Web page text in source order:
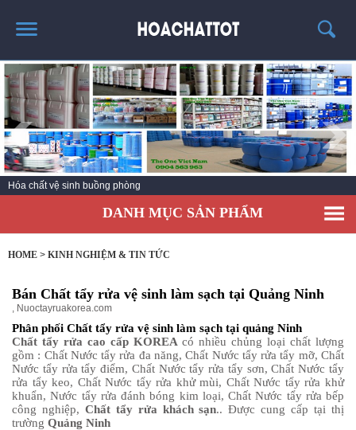
TRANG CHỦ
GIỚI THIỆU
SẢN PHẨM HÓT
KINH NGHIỆM & TIN TỨC
LIÊN HỆ
Hóa chất vệ sinh nhà bếp
DANH MỤC SẢN PHẨM
HOME > KINH NGHIỆM & TIN TỨC
Bán Chất tẩy rửa vệ sinh làm sạch tại Quảng Ninh
, Nuoctayruakorea.com
Phân phối Chất tẩy rửa vệ sinh làm sạch tại quảng Ninh
Chất tẩy rửa cao cấp KOREA có nhiều chủng loại chất lượng
gồm : Chất Nước tẩy rửa đa năng, Chất Nước tẩy rửa tẩy mỡ, Chất
Nước tẩy rửa tẩy điểm, Chất Nước tẩy rửa tẩy sơn, Chất Nước tẩy
rửa tẩy keo, Chất Nước tẩy rửa khử mùi, Chất Nước tẩy rửa khử
khuẩn, Nước tẩy rửa đánh bóng kim loại, Chất Nước tẩy rửa bếp
công nghiệp, Chất tẩy rửa khách sạn.. Được cung cấp tại thị
trường Quảng Ninh